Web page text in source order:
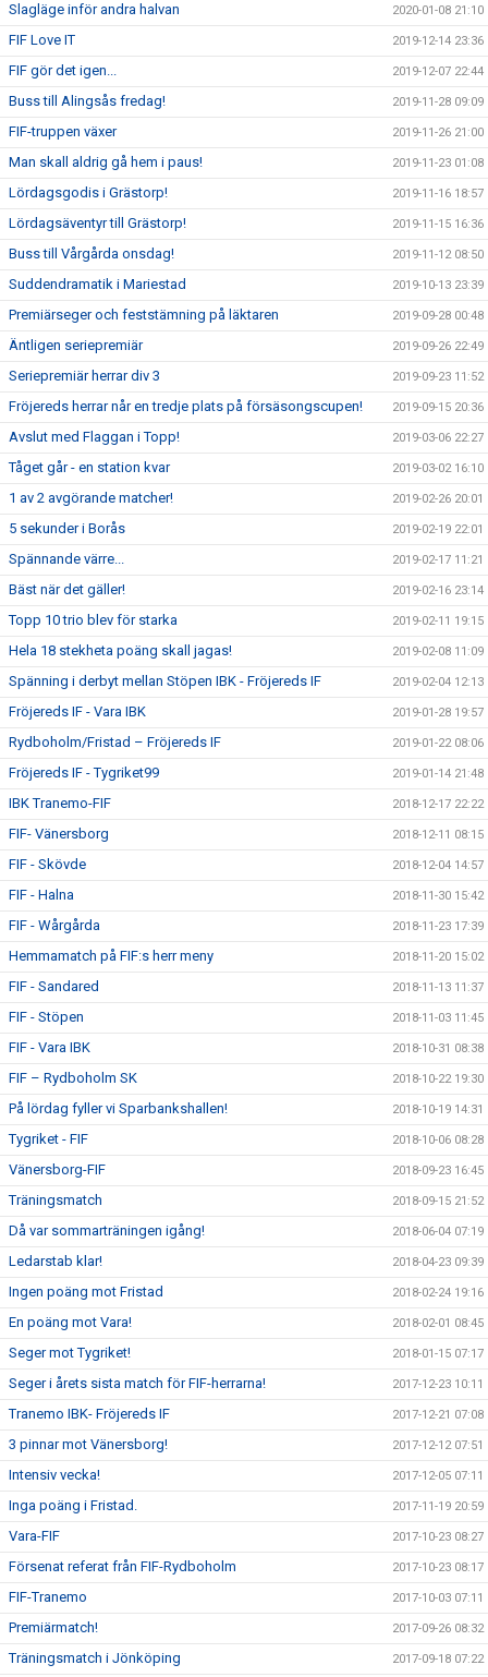
Slagläge inför andra halvan 2020-01-08 21:10
FIF Love IT 2019-12-14 23:36
FIF gör det igen... 2019-12-07 22:44
Buss till Alingsås fredag! 2019-11-28 09:09
FIF-truppen växer 2019-11-26 21:00
Man skall aldrig gå hem i paus! 2019-11-23 01:08
Lördagsgodis i Grästorp! 2019-11-16 18:57
Lördagsäventyr till Grästorp! 2019-11-15 16:36
Buss till Vårgårda onsdag! 2019-11-12 08:50
Suddendramatik i Mariestad 2019-10-13 23:39
Premiärseger och feststämning på läktaren 2019-09-28 00:48
Äntligen seriepremiär 2019-09-26 22:49
Seriepremiär herrar div 3 2019-09-23 11:52
Fröjereds herrar når en tredje plats på försäsongscupen! 2019-09-15 20:36
Avslut med Flaggan i Topp! 2019-03-06 22:27
Tåget går - en station kvar 2019-03-02 16:10
1 av 2 avgörande matcher! 2019-02-26 20:01
5 sekunder i Borås 2019-02-19 22:01
Spännande värre... 2019-02-17 11:21
Bäst när det gäller! 2019-02-16 23:14
Topp 10 trio blev för starka 2019-02-11 19:15
Hela 18 stekheta poäng skall jagas! 2019-02-08 11:09
Spänning i derbyt mellan Stöpen IBK - Fröjereds IF 2019-02-04 12:13
Fröjereds IF - Vara IBK 2019-01-28 19:57
Rydboholm/Fristad – Fröjereds IF 2019-01-22 08:06
Fröjereds IF - Tygriket99 2019-01-14 21:48
IBK Tranemo-FIF 2018-12-17 22:22
FIF- Vänersborg 2018-12-11 08:15
FIF - Skövde 2018-12-04 14:57
FIF - Halna 2018-11-30 15:42
FIF - Wårgårda 2018-11-23 17:39
Hemmamatch på FIF:s herr meny 2018-11-20 15:02
FIF - Sandared 2018-11-13 11:37
FIF - Stöpen 2018-11-03 11:45
FIF - Vara IBK 2018-10-31 08:38
FIF – Rydboholm SK 2018-10-22 19:30
På lördag fyller vi Sparbankshallen! 2018-10-19 14:31
Tygriket - FIF 2018-10-06 08:28
Vänersborg-FIF 2018-09-23 16:45
Träningsmatch 2018-09-15 21:52
Då var sommarträningen igång! 2018-06-04 07:19
Ledarstab klar! 2018-04-23 09:39
Ingen poäng mot Fristad 2018-02-24 19:16
En poäng mot Vara! 2018-02-01 08:45
Seger mot Tygriket! 2018-01-15 07:17
Seger i årets sista match för FIF-herrarna! 2017-12-23 10:11
Tranemo IBK- Fröjereds IF 2017-12-21 07:08
3 pinnar mot Vänersborg! 2017-12-12 07:51
Intensiv vecka! 2017-12-05 07:11
Inga poäng i Fristad. 2017-11-19 20:59
Vara-FIF 2017-10-23 08:27
Försenat referat från FIF-Rydboholm 2017-10-23 08:17
FIF-Tranemo 2017-10-03 07:11
Premiärmatch! 2017-09-26 08:32
Träningsmatch i Jönköping 2017-09-18 07:22